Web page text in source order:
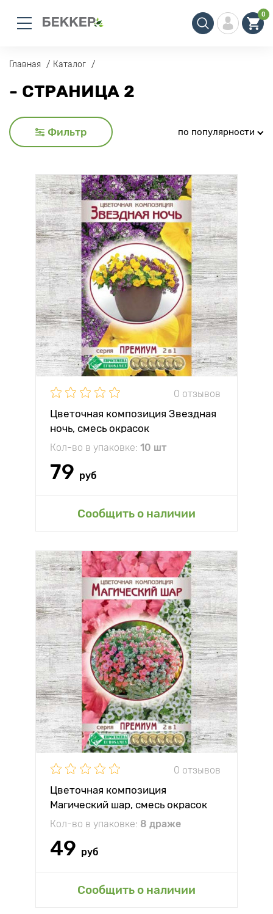
0
Главная Каталог
- СТРАНИЦА 2
Фильтр по популярности
0 отзывов
Цветочная композиция Звездная
ночь, смесь окрасок
Кол-во в упаковке: 10 шт
79 руб
Сообщить о наличии
0 отзывов
Цветочная композиция
Магический шар, смесь окрасок
Кол-во в упаковке: 8 драже
49 руб
Сообщить о наличии